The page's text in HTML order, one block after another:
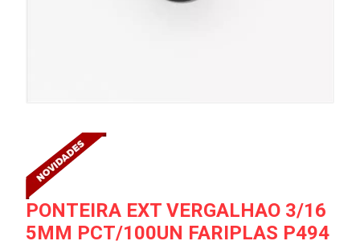
PONTEIRA EXT VERGALHAO 3/16
5MM PCT/100UN FARIPLAS P494